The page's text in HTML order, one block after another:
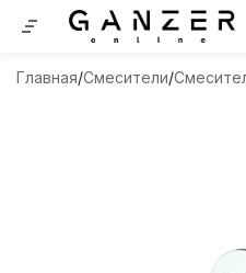
Главная Смесители